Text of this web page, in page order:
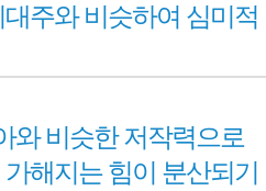
주와 비슷하여 심미적
와 비슷한 저작력으로
해지는 힘이 분산되기